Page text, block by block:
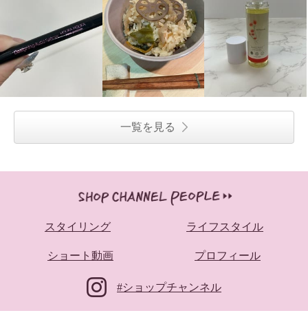
一覧を見る
スタイリング ライフスタイル
ショート動画 プロフィール
#ショップチャンネル